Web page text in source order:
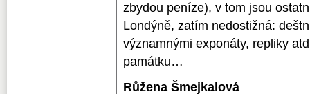
zbydou peníze), v tom jsou
Londýně, zatím nedostižná:
významnými exponáty, repliky
památku…
Růžena Šmejkalová